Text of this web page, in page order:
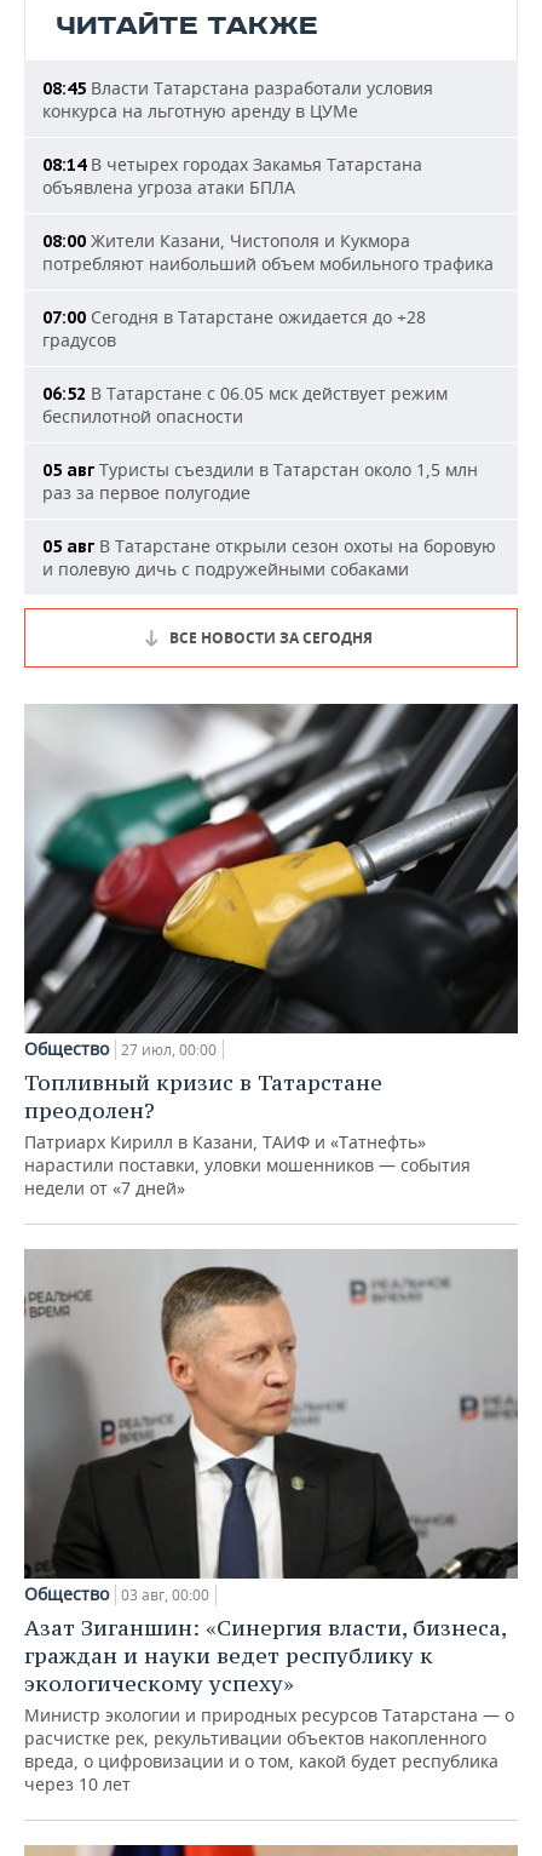
ЧИТАЙТЕ ТАКЖЕ
08:45 Власти Татарстана разработали условия
конкурса на льготную аренду в ЦУМе
08:14В четырех городах Закамья Татарстана
объявлена угроза атаки БПЛА
08:00 Жители Казани, Чистополя и Кукмора
потребляют наибольший объем мобильного трафика
07:00 Сегодня в Татарстане ожидается до +28
градусов
06:52 В Татарстане с 06.05 мск действует режим
беспилотной опасности
05 авг Туристы съездили в Татарстан около 1,5 млн
раз за первое полугодие
05 авг В Татарстане открыли сезон охоты на боровую
и полевую дичь с подружейными собаками
ВСЕ НОВОСТИ ЗА СЕГОДНЯ
Общество 27 июл, 00:00
Топливный кризис в Татарстане
преодолен?
Патриарх Кирилл в Казани, ТАИФ и «Татнефть»
нарастили поставки, уловки мошенников — события
недели от «7 дней»
Общество 03 авг, 00:00
Азат Зиганшин: «Синергия власти, бизнеса,
граждан и науки ведет республику к
экологическому успеху»
Министр экологии и природных ресурсов Татарстана — о
расчистке рек, рекультивации объектов накопленного
вреда, о цифровизации и о том, какой будет республика
через 10 лет